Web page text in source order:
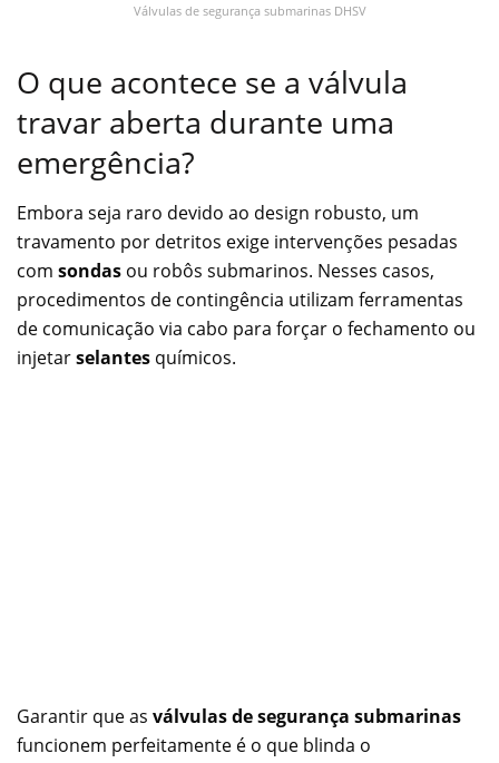
Válvulas de segurança submarinas DHSV
O que acontece se a válvula
travar aberta durante uma
emergência?
Embora seja raro devido ao design robusto, um
travamento por detritos exige intervenções pesadas
com sondas ou robôs submarinos. Nesses casos,
procedimentos de contingência utilizam ferramentas
de comunicação via cabo para forçar o fechamento ou
injetarselantes químicos.
Garantir que as válvulas de segurança submarinas
funcionem perfeitamente é o que blinda o